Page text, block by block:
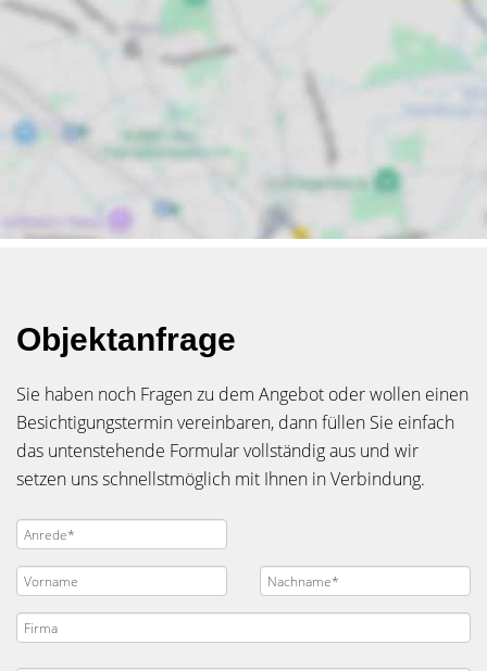
Objektanfrage
Sie haben noch Fragen zu dem Angebot oder wollen einen
Besichtigungstermin vereinbaren, dann füllen Sie einfach
das untenstehende Formular vollständig aus und wir
setzen uns schnellstmöglich mit Ihnen in Verbindung.